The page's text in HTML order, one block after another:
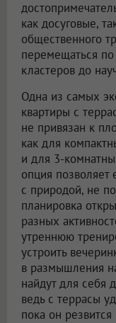
как досуговые,
общественного
перемещаться
кластеров до
Одна из самых
квартиры с
не привязан к
как для
и для 3-
опция позволяет
с природой, не
планировка
разных
утреннюю
устроить
в размышления
найдут для себя
ведь с террасы
пока он